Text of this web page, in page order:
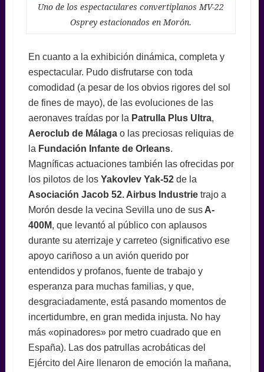
Uno de los espectaculares convertiplanos MV-22
Osprey estacionados en Morón.
En cuanto a la exhibición dinámica, completa y
espectacular. Pudo disfrutarse con toda
comodidad (a pesar de los obvios rigores del sol
de fines de mayo), de las evoluciones de las
aeronaves traídas por la Patrulla Plus Ultra,
Aeroclub de Málagao las preciosas reliquias de
la Fundación Infante de Orleans.
Magníficas actuaciones también las ofrecidas por
los pilotos de los Yakovlev Yak-52de la
Asociación Jacob 52. Airbus Industrie trajo a
Morón desde la vecina Sevilla uno de susA-
400M, que levantó al público con aplausos
durante su aterrizaje y carreteo (significativo ese
apoyo cariñoso a un avión querido por
entendidos y profanos, fuente de trabajo y
esperanza para muchas familias, y que,
desgraciadamente, está pasando momentos de
incertidumbre, en gran medida injusta. No hay
más «opinadores» por metro cuadrado que en
España). Las dos patrullas acrobáticas del
Ejército del Aire llenaron de emoción la mañana,